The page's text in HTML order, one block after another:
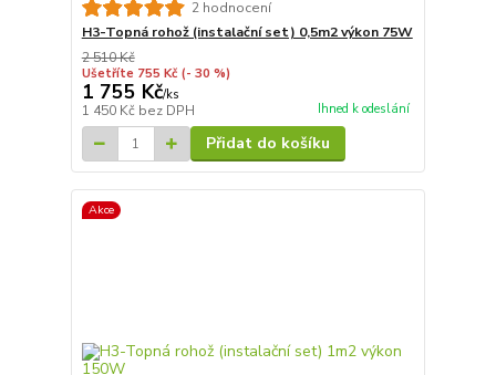
2 hodnocení
H3-Topná rohož (instalační set) 0,5m2 výkon 75W
2 510 Kč
Ušetříte 755 Kč (- 30 %)
1 755 Kč/ks
1 450 Kč bez DPH Ihned k odeslání
Přidat do košíku
Akce